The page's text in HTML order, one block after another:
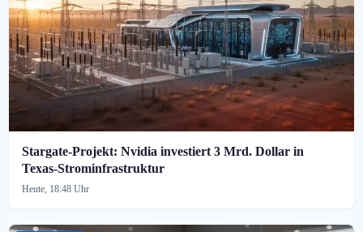
Stargate-Projekt: Nvidia investiert 3 Mrd. Dollar in
Texas-Strominfrastruktur
Heute, 18:48 Uhr